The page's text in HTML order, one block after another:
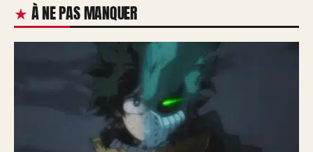
À NE PAS MANQUER